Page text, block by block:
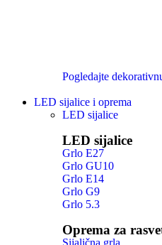
Pogledajte
LED sijalice i oprema
LED sijalice
LED sijalice
Grlo E27
Grlo GU10
Grlo E14
Grlo G9
Grlo 5.3
Oprema za